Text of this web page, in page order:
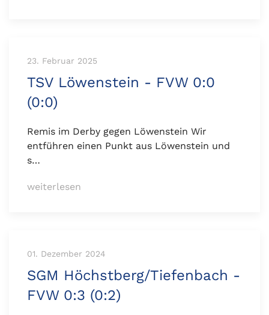
23. Februar 2025
TSV Löwenstein - FVW 0:0
(0:0)
Remis im Derby gegen Löwenstein Wir
entführen einen Punkt aus Löwenstein und
s…
weiterlesen
01. Dezember 2024
SGM Höchstberg/Tiefenbach -
FVW 0:3 (0:2)